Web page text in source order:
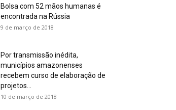
Bolsa com 52 mãos humanas é
encontrada na Rússia
9 de março de 2018
Por transmissão inédita,
municípios amazonenses
recebem curso de elaboração de
projetos...
10 de março de 2018